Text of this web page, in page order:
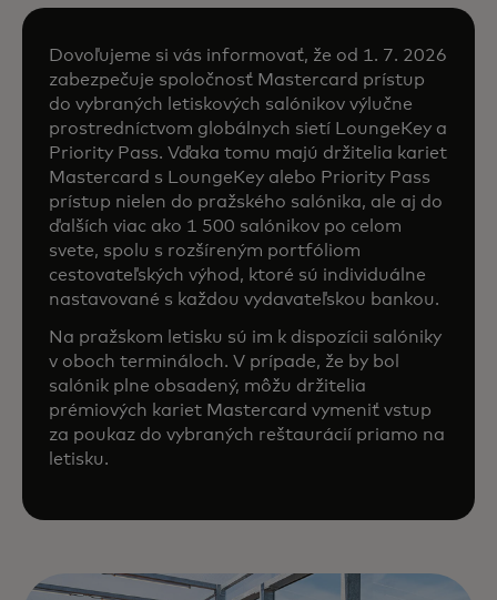
Dovoľujeme si vás informovať, že od 1. 7. 2026
zabezpečuje spoločnosť Mastercard prístup
do vybraných letiskových salónikov výlučne
prostredníctvom globálnych sietí LoungeKey a
Priority Pass. Vďaka tomu majú držitelia kariet
Mastercard s LoungeKey alebo Priority Pass
prístup nielen do pražského salónika, ale aj do
ďalších viac ako 1 500 salónikov po celom
svete, spolu s rozšíreným portfóliom
cestovateľských výhod, ktoré sú individuálne
nastavované s každou vydavateľskou bankou.
Na pražskom letisku sú im k dispozícii salóniky
v oboch termináloch. V prípade, že by bol
salónik plne obsadený, môžu držitelia
prémiových kariet Mastercard vymeniť vstup
za poukaz do vybraných reštaurácií priamo na
letisku.